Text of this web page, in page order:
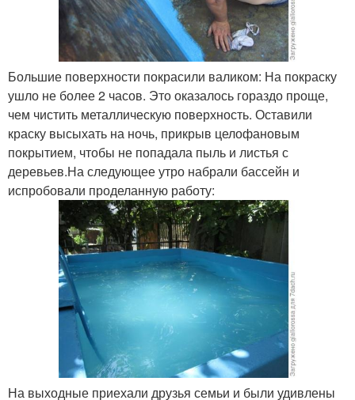
Большие поверхности покрасили валиком: На покраску
ушло не более 2 часов. Это оказалось гораздо проще,
чем чистить металлическую поверхность. Оставили
краску высыхать на ночь, прикрыв целофановым
покрытием, чтобы не попадала пыль и листья с
деревьев.На следующее утро набрали бассейн и
испробовали проделанную работу:
На выходные приехали друзья семьи и были удивлены